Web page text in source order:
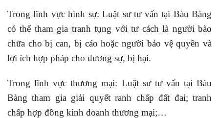
Trong lĩnh vực hình sự: Luật sư tư vấn tại Bàu Bàng
có thể tham gia tranh tụng với tư cách là người bào
chữa cho bị can, bị cáo hoặc người bảo vệ quyền và
lợi ích hợp pháp cho đương sự, bị hại.
Trong lĩnh vực thương mại: Luật sư tư vấn tại Bàu
Bàng tham gia giải quyết ranh chấp đất đai; tranh
chấp hợp đồng kinh doanh thương mại;…